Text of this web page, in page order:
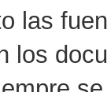
las
los